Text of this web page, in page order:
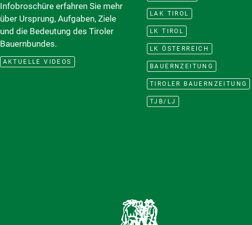
Infobroschüre erfahren Sie mehr
über Ursprung, Aufgaben, Ziele
und die Bedeutung des Tiroler
Bauernbundes.
AKTUELLE VIDEOS
LAK TIROL
LK TIROL
LK ÖSTERREICH
BAUERNZEITUNG
TIROLER BAUERNZEITUNG
TJB/LJ